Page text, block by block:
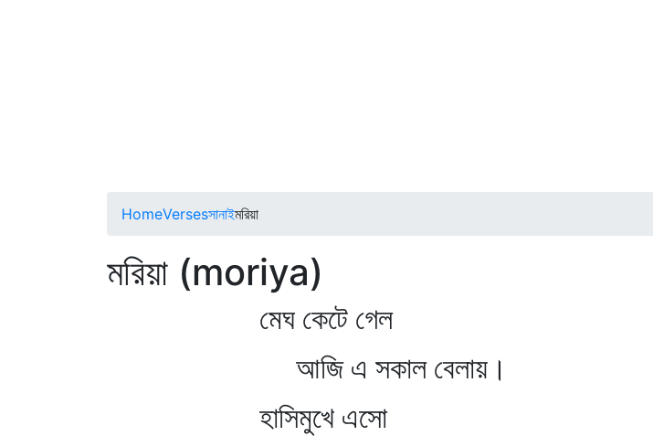
HomeVersesসানাইমরিয়া
মরিয়া (moriya)
মেঘ কেটে গেল
আজি এ সকাল বেলায়।
হাসিমুখে এসো